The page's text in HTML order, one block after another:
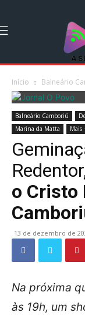
Início Balneário
Balneário Camboriú
Marina da Matta
Mais
o Cristo
13 de dezembro de
Na próxima
às 19h, um